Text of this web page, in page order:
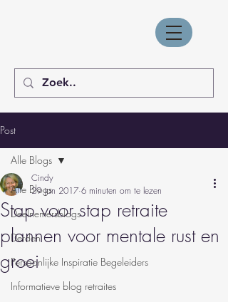
Post
Alle Blogs
Deelnemersblogs
Derden
Persoonlijke Inspiratie Begeleiders
Informatieve blog retraites
Alle Blogs
Stap voor stap retraite
plannen voor mentale rust en
groei
Cindy
29 jan 2017 6 minuten om te lezen